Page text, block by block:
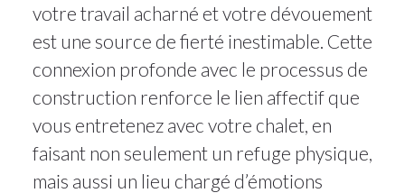
votre travail acharné et votre dévouement
est une source de fierté inestimable. Cette
connexion profonde avec le processus de
construction renforce le lien affectif que
vous entretenez avec votre chalet, en
faisant non seulement un refuge physique,
mais aussi un lieu chargé d’émotions